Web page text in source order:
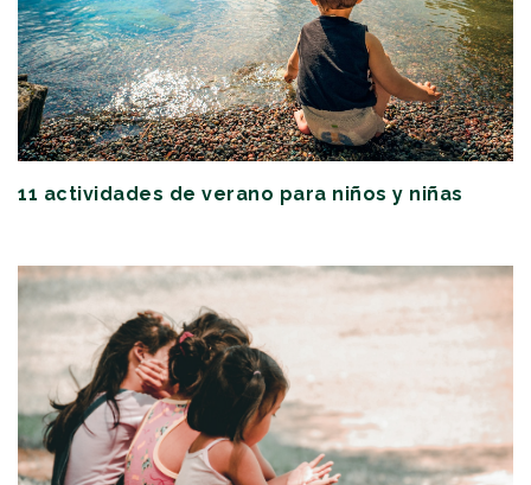
11 actividades de verano para niños y niñas